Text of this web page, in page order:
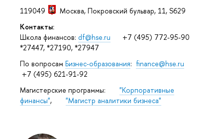
119049
Москва, Покровский бульвар, 11, S629
Контакты:
Школа финансов: df@hse.ru +7 (495) 772-95-90
*27447, *27190, *27947
По вопросам Бизнес-образования: finance@hse.ru
+7 (495) 621-91-92
Магистерские программы: "Корпоративные
финансы", "Магистр аналитики бизнеса"